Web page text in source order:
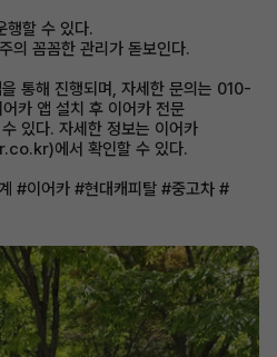
할 수 있다.
꼼꼼한 관리가 돋보인다.
통해 진행되며, 자세한 문의는 010-
카 앱 설치 후 이어카 전문
있다. 자세한 정보는 이어카
에서 확인할 수 있다.
#이어카 #현대캐피탈 #중고차 #